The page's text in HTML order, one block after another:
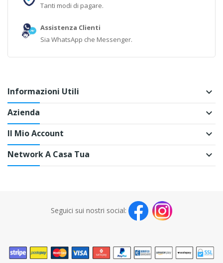
Tanti modi di pagare.
Assistenza Clienti
Sia WhatsApp che Messenger.
Informazioni Utili keyboard_arrow_down
Azienda keyboard_arrow_down
Il Mio Account keyboard_arrow_down
Network A Casa Tua keyboard_arrow_down
Seguici sui nostri social: